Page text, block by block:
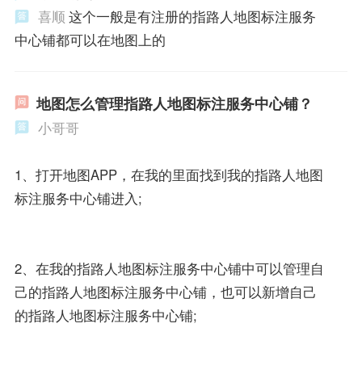
喜顺 这个一般是有注册的指路人地图标注服务
中心铺都可以在地图上的
地图怎么管理指路人地图标注服务中心铺？
小哥哥
1、打开地图APP，在我的里面找到我的指路人地图
标注服务中心铺进入;
2、在我的指路人地图标注服务中心铺中可以管理自
己的指路人地图标注服务中心铺，也可以新增自己
的指路人地图标注服务中心铺;